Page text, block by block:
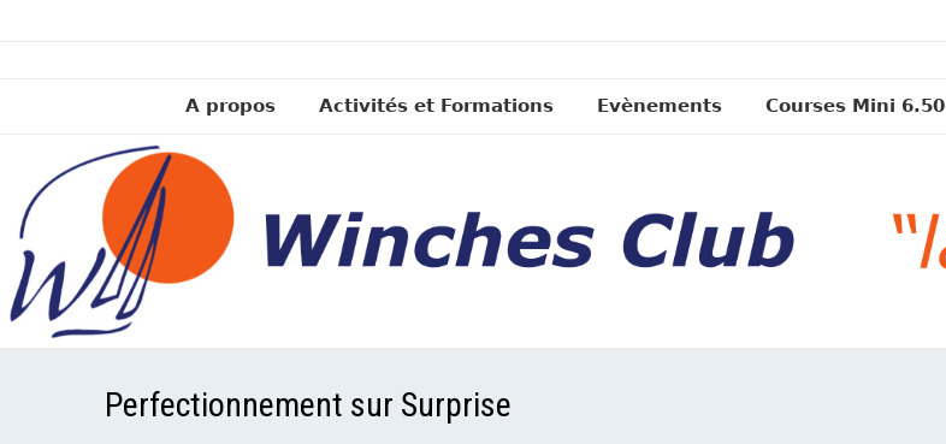
A propos Activités et Formations Evènements Courses Mini 6.50
Perfectionnement sur Surprise